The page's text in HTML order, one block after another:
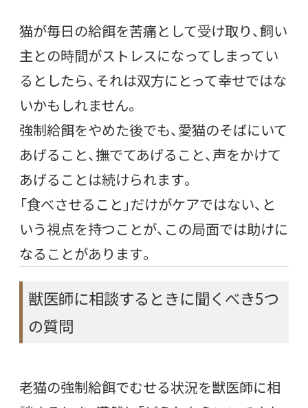
猫が毎日の給餌を苦痛として受け取り、飼い
主との時間がストレスになってしまってい
るとしたら、それは双方にとって幸せではな
いかもしれません。
強制給餌をやめた後でも、愛猫のそばにいて
あげること、撫でてあげること、声をかけて
あげることは続けられます。
「食べさせること」だけがケアではない、と
いう視点を持つことが、この局面では助けに
なることがあります。
獣医師に相談するときに聞くべき5つ
の質問
老猫の強制給餌でむせる状況を獣医師に相